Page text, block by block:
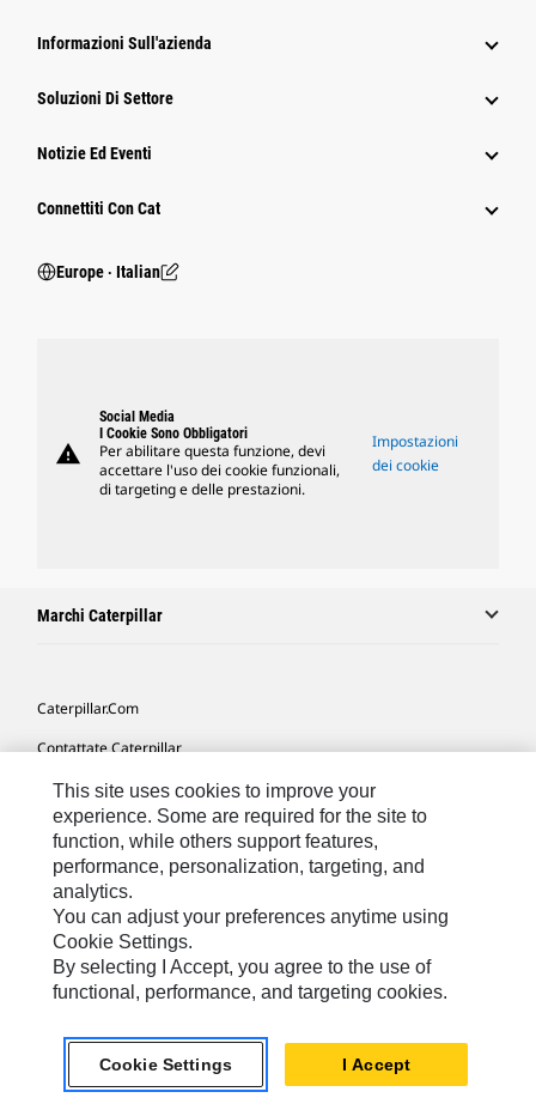
Informazioni Sull'azienda
Soluzioni Di Settore
Notizie Ed Eventi
Connettiti Con Cat
Europe ‧ Italian
warning
Social Media
I Cookie Sono Obbligatori
Per abilitare questa funzione, devi
accettare l'uso dei cookie funzionali,
di targeting e delle prestazioni.
Impostazioni
dei cookie
Marchi Caterpillar
Caterpillar.com
Contattate Caterpillar
Le Mie Preferenze Di Marketing
Mappa Del Sito
Cookie Settings
Informazioni Legali
Tutela Della Privacy
Europe - Italian© 2026 Caterpillar. Tutti i diritti riservati.
This site uses cookies to improve your
experience. Some are required for the site to
function, while others support features,
performance, personalization, targeting, and
analytics.
You can adjust your preferences anytime using
Cookie Settings.
By selecting I Accept, you agree to the use of
functional, performance, and targeting cookies.
Cookie Settings I Accept